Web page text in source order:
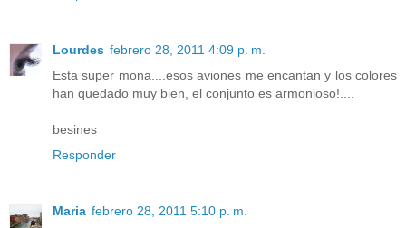
Lourdes febrero 28, 2011 4:09 p. m.
Esta super mona....esos aviones me encantan y los colores
han quedado muy bien, el conjunto es armonioso!....
besines
Responder
Maria febrero 28, 2011 5:10 p. m.